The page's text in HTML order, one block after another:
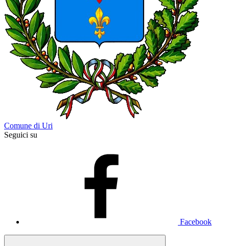
Comune di Uri
Seguici su
Facebook